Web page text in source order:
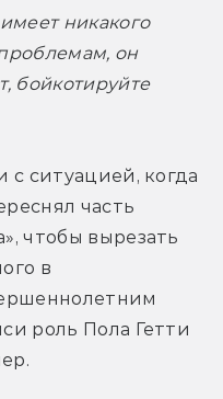
никакого
он
бойкотируйте
с ситуацией, когда
часть
чтобы вырезать
в
роль Пола Гетти